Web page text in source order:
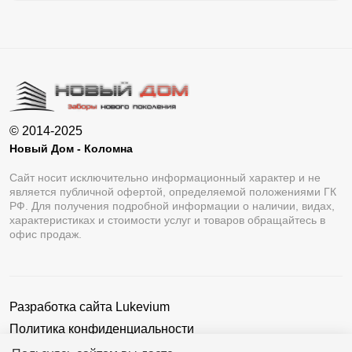
© 2014-2025
Новый Дом - Коломна
Сайт носит исключительно информационный характер и не
является публичной офертой, определяемой положениями ГК
РФ. Для получения подробной информации о наличии, видах,
характеристиках и стоимости услуг и товаров обращайтесь в
офис продаж.
Разработка сайта Lukevium
Политика конфиденциальности
Пользовательское соглашение